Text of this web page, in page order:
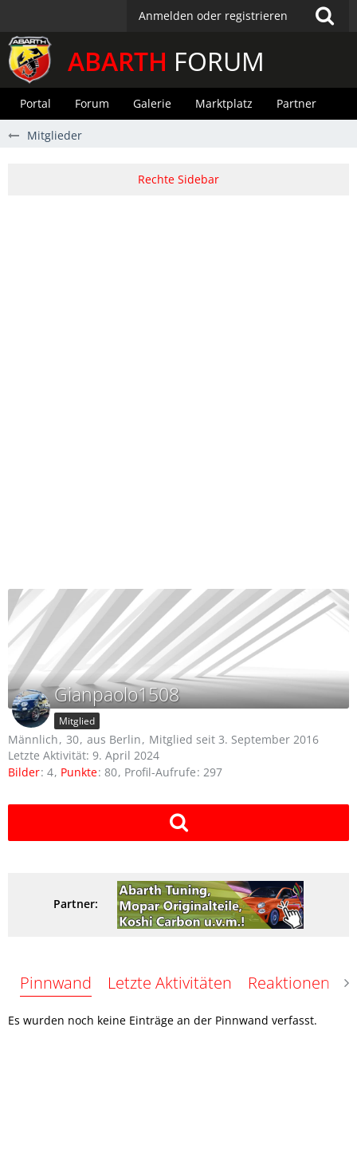
Anmelden oder registrieren
ABARTH FORUM
Portal Forum Galerie Marktplatz Partner
Mitglieder
Gianpaolo1508
Mitglied
Männlich 30 aus Berlin
Mitglied seit 3. September 2016
Letzte Aktivität: 9. April 2024
Bilder 4 Punkte 80 Profil-Aufrufe 297
Partner:
Pinnwand Letzte Aktivitäten Reaktionen
Es wurden noch keine Einträge an der Pinnwand verfasst.